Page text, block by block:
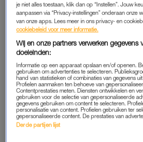
Geniet van te gekke
lekkere puzzels
Maandelijks opzegbaar
START GRATIS
Daarna €5,95 per
Al abonnee? Log
je niet alles toestaan, klik dan op “Instellen”. Jouw
aanpassen via “Privacy-instellingen” onderaan onze
van onze apps. Lees meer in ons privacy- en
cookiebeleid voor meer informatie.
Wij en onze partners verwerken gegevens
doeleinden:
Informatie op een apparaat opslaan en/of openen.
gebruiken om advertenties te selecteren.
hand van statistieken of combinaties van gegevens
Profielen aanmaken ten behoeve van
Contentprestaties meten. Diensten ontwikkelen en
gebruiken voor de selectie van gepersonaliseerde
gegevens gebruiken om content te selecteren.
personalisatie van content. Profielen gebruiken ter
gepersonaliseerde content. De prestaties van
Derde partijen lijst